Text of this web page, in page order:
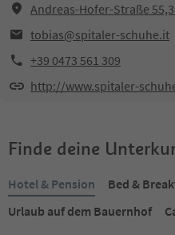
Andreas-Hofer-Straße
tobias@spitaler-schuhe.it
+39 0473 561 309
http://www.spitaler-
Finde deine
Hotel & Pension
Bed &
Urlaub auf dem Bauernhof